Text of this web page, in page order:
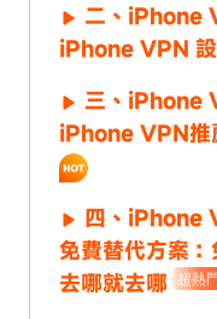
二、iPhone
iPhone VPN
三、iPhone
iPhone VPN推
四、iPhone
免費替代方案
去哪就去哪
超熱門